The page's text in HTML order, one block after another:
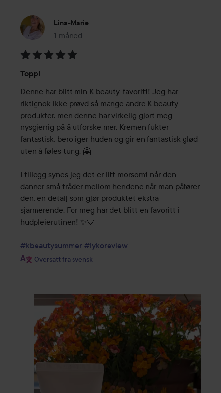
Lina-Marie
1 måned
Innlegget ble opprettet 1 måned
5
av
5
Topp!
Denne har blitt min K beauty-favoritt! Jeg har
riktignok ikke prøvd så mange andre K beauty-
produkter, men denne har virkelig gjort meg
nysgjerrig på å utforske mer. Kremen fukter
fantastisk, beroliger huden og gir en fantastisk glød
uten å føles tung. 🤗
I tillegg synes jeg det er litt morsomt når den
danner små tråder mellom hendene når man påfører
den, en detalj som gjør produktet ekstra
sjarmerende. For meg har det blitt en favoritt i
hudpleierutinen! ✨💛
#kbeautysummer #lykoreview
Oversatt fra svensk